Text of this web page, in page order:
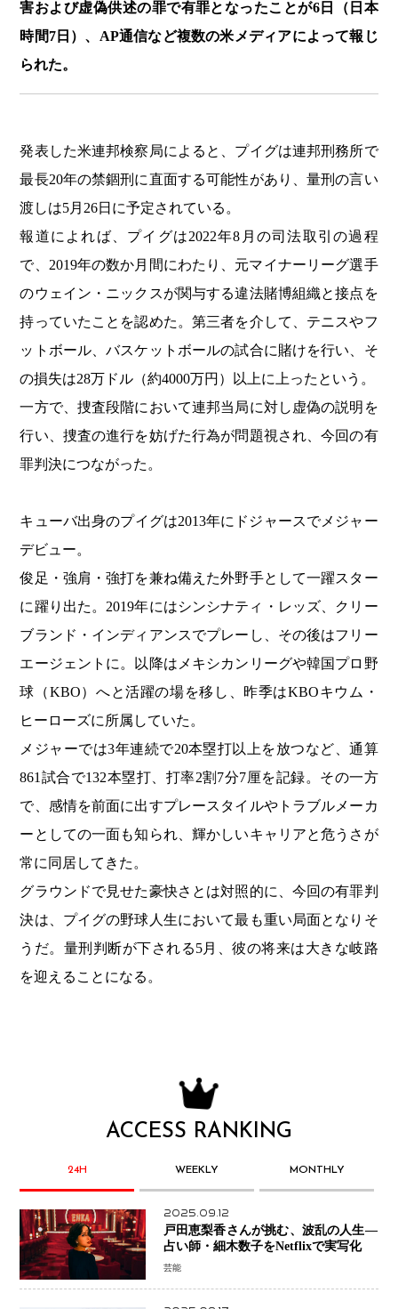
害および虚偽供述の罪で有罪となったことが6日（日本
時間7日）、AP通信など複数の米メディアによって報じ
られた。
発表した米連邦検察局によると、プイグは連邦刑務所で
最長20年の禁錮刑に直面する可能性があり、量刑の言い
渡しは5月26日に予定されている。
報道によれば、プイグは2022年8月の司法取引の過程
で、2019年の数か月間にわたり、元マイナーリーグ選手
のウェイン・ニックスが関与する違法賭博組織と接点を
持っていたことを認めた。第三者を介して、テニスやフ
ットボール、バスケットボールの試合に賭けを行い、そ
の損失は28万ドル（約4000万円）以上に上ったという。
一方で、捜査段階において連邦当局に対し虚偽の説明を
行い、捜査の進行を妨げた行為が問題視され、今回の有
罪判決につながった。
キューバ出身のプイグは2013年にドジャースでメジャー
デビュー。
俊足・強肩・強打を兼ね備えた外野手として一躍スター
に躍り出た。2019年にはシンシナティ・レッズ、クリー
ブランド・インディアンスでプレーし、その後はフリー
エージェントに。以降はメキシカンリーグや韓国プロ野
球（KBO）へと活躍の場を移し、昨季はKBOキウム・
ヒーローズに所属していた。
メジャーでは3年連続で20本塁打以上を放つなど、通算
861試合で132本塁打、打率2割7分7厘を記録。その一方
で、感情を前面に出すプレースタイルやトラブルメーカ
ーとしての一面も知られ、輝かしいキャリアと危うさが
常に同居してきた。
グラウンドで見せた豪快さとは対照的に、今回の有罪判
決は、プイグの野球人生において最も重い局面となりそ
うだ。量刑判断が下される5月、彼の将来は大きな岐路
を迎えることになる。
ACCESS RANKING
24H WEEKLY MONTHLY
2025.09.12
戸田恵梨香さんが挑む、波乱の人生―
占い師・細木数子をNetflixで実写化
芸能